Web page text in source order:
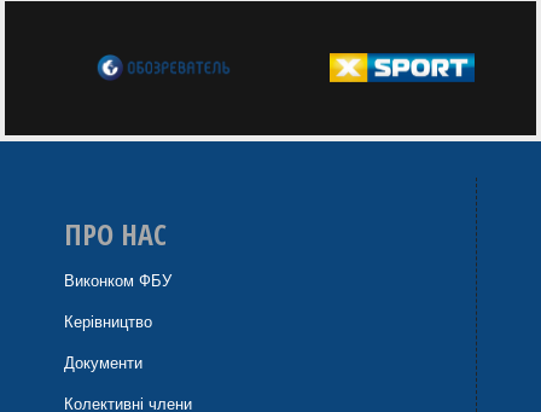
ПРО НАС
Виконком ФБУ
Керівництво
Документи
Колективні члени